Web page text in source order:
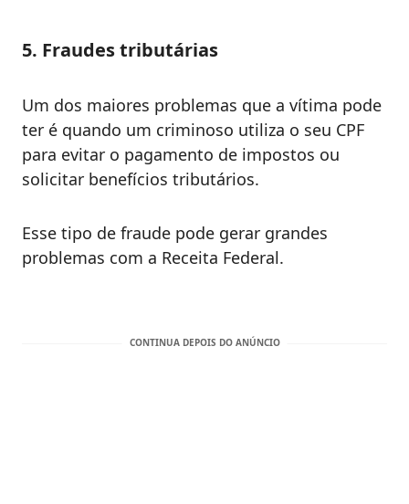
5. Fraudes tributárias
Um dos maiores problemas que a vítima pode
ter é quando um criminoso utiliza o seu CPF
para evitar o pagamento de impostos ou
solicitar benefícios tributários.
Esse tipo de fraude pode gerar grandes
problemas com a Receita Federal.